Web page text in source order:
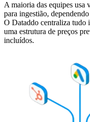
A maioria das equipes usa
para ingestião,
O Dataddo centraliza tudo
uma estrutura de preços
incluídos.